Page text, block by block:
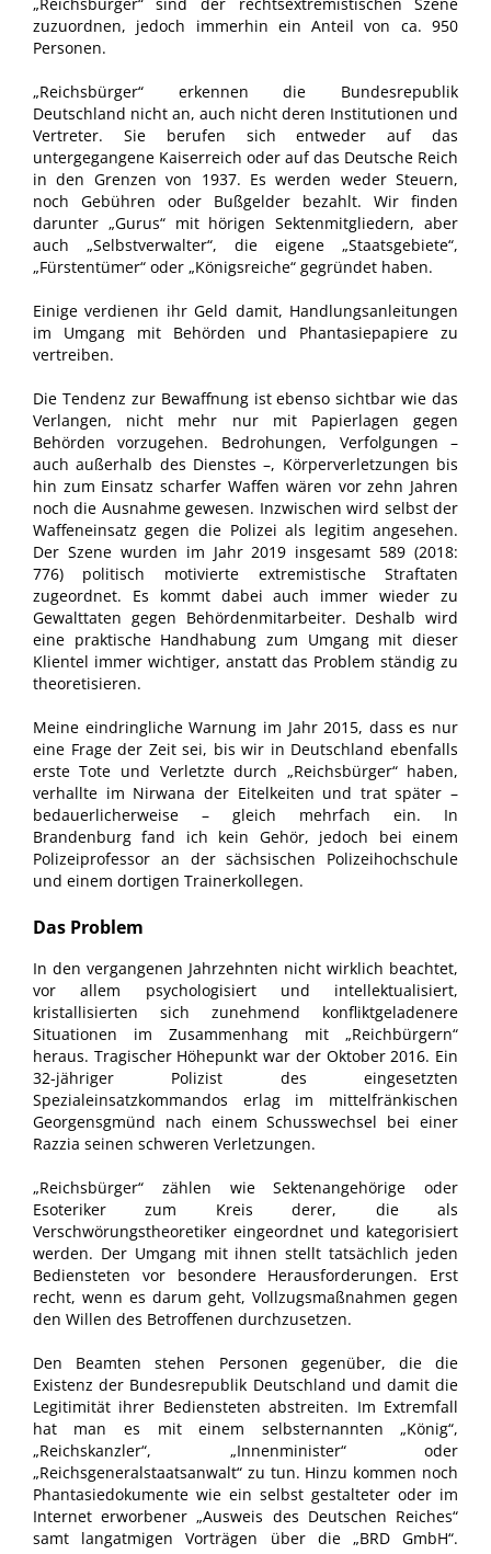
zuzuordnen, jedoch immerhin ein Anteil von ca. 950
Personen.
„Reichsbürger“ erkennen die Bundesrepublik
Deutschland nicht an, auch nicht deren Institutionen und
Vertreter. Sie berufen sich entweder auf das
untergegangene Kaiserreich oder auf das Deutsche Reich
in den Grenzen von 1937. Es werden weder Steuern,
noch Gebühren oder Bußgelder bezahlt. Wir finden
darunter „Gurus“ mit hörigen Sektenmitgliedern, aber
auch „Selbstverwalter“, die eigene „Staatsgebiete“,
„Fürstentümer“ oder „Königsreiche“ gegründet haben.
Einige verdienen ihr Geld damit, Handlungsanleitungen
im Umgang mit Behörden und Phantasiepapiere zu
vertreiben.
Die Tendenz zur Bewaffnung ist ebenso sichtbar wie das
Verlangen, nicht mehr nur mit Papierlagen gegen
Behörden vorzugehen. Bedrohungen, Verfolgungen –
auch außerhalb des Dienstes –, Körperverletzungen bis
hin zum Einsatz scharfer Waffen wären vor zehn Jahren
noch die Ausnahme gewesen. Inzwischen wird selbst der
Waffeneinsatz gegen die Polizei als legitim angesehen.
Der Szene wurden im Jahr 2019 insgesamt 589 (2018:
776) politisch motivierte extremistische Straftaten
zugeordnet. Es kommt dabei auch immer wieder zu
Gewalttaten gegen Behördenmitarbeiter. Deshalb wird
eine praktische Handhabung zum Umgang mit dieser
Klientel immer wichtiger, anstatt das Problem ständig zu
theoretisieren.
Meine eindringliche Warnung im Jahr 2015, dass es nur
eine Frage der Zeit sei, bis wir in Deutschland ebenfalls
erste Tote und Verletzte durch „Reichsbürger“ haben,
verhallte im Nirwana der Eitelkeiten und trat später –
bedauerlicherweise – gleich mehrfach ein. In
Brandenburg fand ich kein Gehör, jedoch bei einem
Polizeiprofessor an der sächsischen Polizeihochschule
und einem dortigen Trainerkollegen.
Das Problem
In den vergangenen Jahrzehnten nicht wirklich beachtet,
vor allem psychologisiert und intellektualisiert,
kristallisierten sich zunehmend konfliktgeladenere
Situationen im Zusammenhang mit „Reichbürgern“
heraus. Tragischer Höhepunkt war der Oktober 2016. Ein
32-jähriger Polizist des eingesetzten
Spezialeinsatzkommandos erlag im mittelfränkischen
Georgensgmünd nach einem Schusswechsel bei einer
Razzia seinen schweren Verletzungen.
„Reichsbürger“ zählen wie Sektenangehörige oder
Esoteriker zum Kreis derer, die als
Verschwörungstheoretiker eingeordnet und kategorisiert
werden. Der Umgang mit ihnen stellt tatsächlich jeden
Bediensteten vor besondere Herausforderungen. Erst
recht, wenn es darum geht, Vollzugsmaßnahmen gegen
den Willen des Betroffenen durchzusetzen.
Den Beamten stehen Personen gegenüber, die die
Existenz der Bundesrepublik Deutschland und damit die
Legitimität ihrer Bediensteten abstreiten. Im Extremfall
hat man es mit einem selbsternannten „König“,
„Reichskanzler“, „Innenminister“ oder
„Reichsgeneralstaatsanwalt“ zu tun. Hinzu kommen noch
Phantasiedokumente wie ein selbst gestalteter oder im
Internet erworbener „Ausweis des Deutschen Reiches“
samt langatmigen Vorträgen über die „BRD GmbH“.